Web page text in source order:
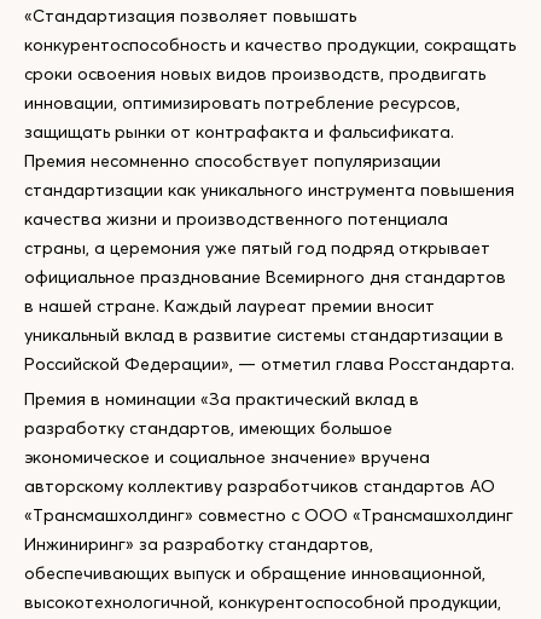
«Стандартизация позволяет повышать
конкурентоспособность и качество продукции, сокращать
сроки освоения новых видов производств, продвигать
инновации, оптимизировать потребление ресурсов,
защищать рынки от контрафакта и фальсификата.
Премия несомненно способствует популяризации
стандартизации как уникального инструмента повышения
качества жизни и производственного потенциала
страны, а церемония уже пятый год подряд открывает
официальное празднование Всемирного дня стандартов
в нашей стране. Каждый лауреат премии вносит
уникальный вклад в развитие системы стандартизации в
Российской Федерации», — отметил глава Росстандарта.
Премия в номинации «За практический вклад в
разработку стандартов, имеющих большое
экономическое и социальное значение» вручена
авторскому коллективу разработчиков стандартов АО
«Трансмашхолдинг» совместно с ООО «Трансмашхолдинг
Инжиниринг» за разработку стандартов,
обеспечивающих выпуск и обращение инновационной,
высокотехнологичной, конкурентоспособной продукции,